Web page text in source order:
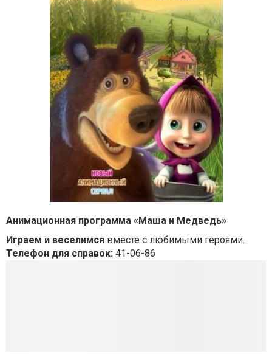
Анимационная программа «Маша и Медведь»
Играем и веселимся вместе с любимыми героями.
Телефон для справок: 41-06-86